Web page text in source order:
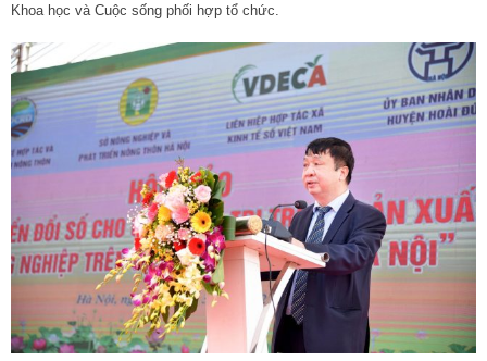
Khoa học và Cuộc sống phối hợp tổ chức.